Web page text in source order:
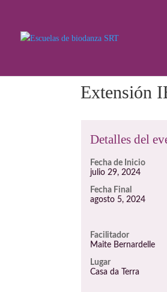
Extensión
Detalles del
Fecha de Inicio
julio 29, 2024
Fecha Final
agosto 5, 2024
Facilitador
Maite Bernardelle
Lugar
Casa da Terra